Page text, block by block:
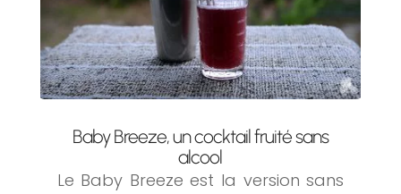
Baby Breeze, un cocktail fruité sans
alcool
Le Baby Breeze est la version sans